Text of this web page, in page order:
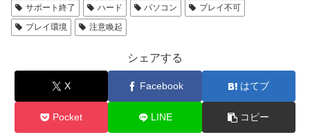
サポート終了
ハード パソコン
プレイ不可
プレイ環境
注意喚起
シェアする
X Facebook はてブ
Pocket LINE コピー